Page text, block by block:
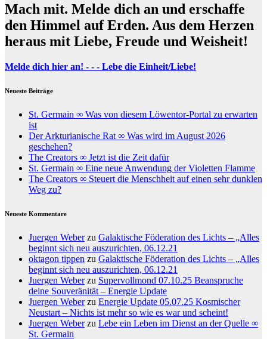
Mach mit. Melde dich an und erschaffe
den Himmel auf Erden. Aus dem Herzen
heraus mit Liebe, Freude und Weisheit!
Melde dich hier an! - - - Lebe die Einheit/Liebe!
Neueste Beiträge
St. Germain ∞ Was von diesem Löwentor-Portal zu erwarten
ist
Der Arkturianische Rat ∞ Was wird im August 2026
geschehen?
The Creators ∞ Jetzt ist die Zeit dafür
St. Germain ∞ Eine neue Anwendung der Violetten Flamme
The Creators ∞ Steuert die Menschheit auf einen sehr dunklen
Weg zu?
Neueste Kommentare
Juergen Weberzu Galaktische Föderation des Lichts – „Alles
beginnt sich neu auszurichten, 06.12.21
oktagon tippen zu Galaktische Föderation des Lichts – „Alles
beginnt sich neu auszurichten, 06.12.21
Juergen Weberzu Supervollmond 07.10.25 Beanspruche
deine Souveränität – Energie Update
Juergen Weberzu Energie Update 05.07.25 Kosmischer
Neustart – Nichts ist mehr so wie es war und scheint!
Juergen Weberzu Lebe ein Leben im Dienst an der Quelle ∞
St. Germain